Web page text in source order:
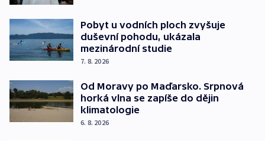
Pobyt u vodních ploch zvyšuje
duševní pohodu, ukázala
mezinárodní studie
7. 8. 2026
Od Moravy po Maďarsko. Srpnová
horká vlna se zapíše do dějin
klimatologie
6. 8. 2026